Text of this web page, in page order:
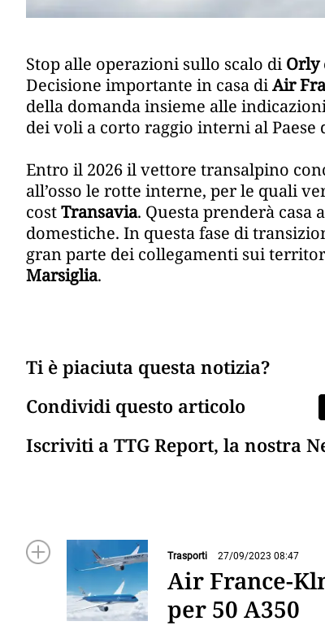
Stop alle operazioni sullo scalo diOrly
Decisione importante in casa diAir
della domanda insieme alle
dei voli a corto raggio interni al Paese
Entro il 2026 il vettore transalpino
all’osso le rotte interne, per le quali
costTransavia. Questa prenderà
domestiche. In questa fase di
gran parte dei collegamenti sui
Marsiglia.
Ti è piaciuta questa notizia?
Condividi questo articolo
Iscriviti a TTG Report, la nostra
Trasporti 27/09/2023 08:47
Air France-
per 50 A350